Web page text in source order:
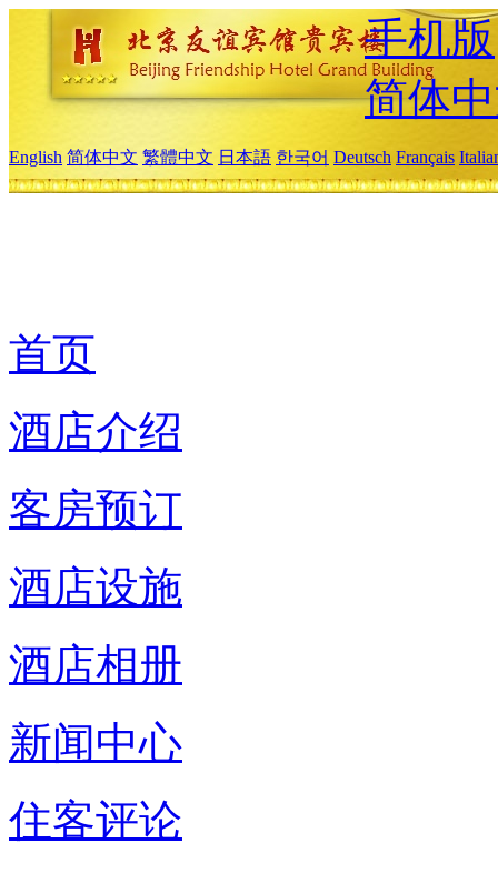
手机版
简体
English 简体中文 繁體中文 日本語 한국어 Deutsch Français
首页
酒店介绍
客房预订
酒店设施
酒店相册
新闻中心
住客评论